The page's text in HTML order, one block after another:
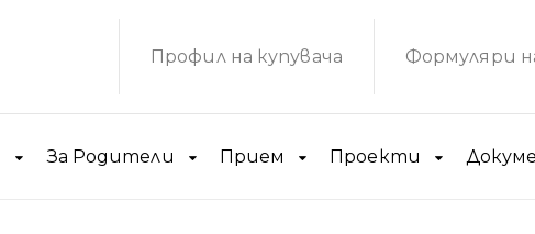
Профил на купувача Формуляри
За Родители Прием Проекти